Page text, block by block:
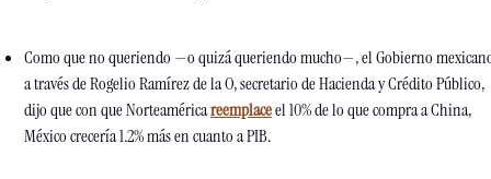
Como que no queriendo —o quizá queriendo mucho—, el Gobierno
a través de Rogelio Ramírez de la O, secretario de Hacienda y Crédito Público,
dijo que con que Norteamérica reemplace el 10% de lo que compra a China,
México crecería 1.2% más en cuanto a PIB.